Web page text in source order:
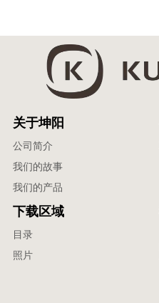
关于坤阳
公司简介
我们的故事
我们的产品
下载区域
目录
照片